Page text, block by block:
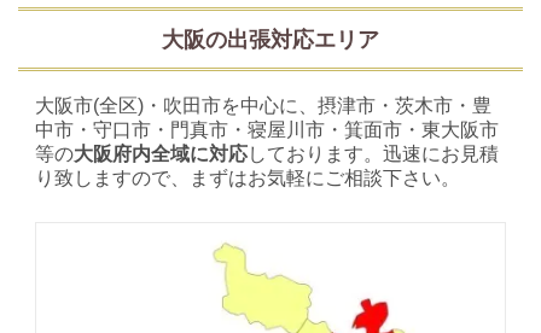
大阪の出張対応エリア
大阪市(全区)・吹田市を中心に、摂津市・茨木市・豊
中市・守口市・門真市・寝屋川市・箕面市・東大阪市
等の大阪府内全域に対応しております。迅速にお見積
り致しますので、まずはお気軽にご相談下さい。